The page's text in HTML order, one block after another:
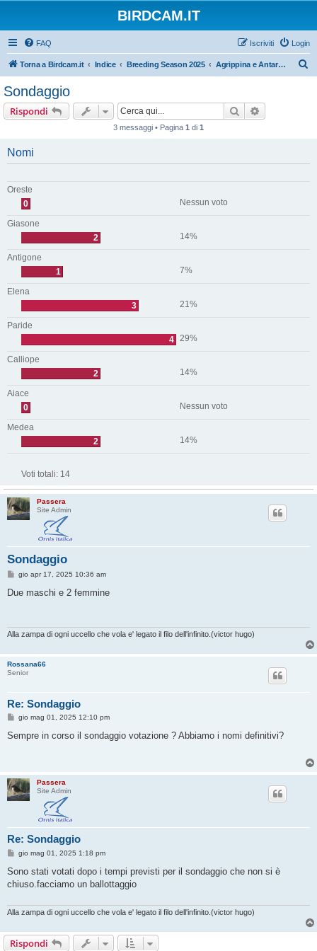
BIRDCAM.IT
FAQ Login
Iscriviti
Torna a Birdcam.it Indice Breeding Season 2025 Agrippina e Antares 2025
Sondaggio
Rispondi Cerca
3 messaggi • Pagina 1 di 1
Nomi
Oreste
0
Nessun voto
Giasone
2
14%
Antigone
1
7%
Elena
3
21%
Paride
4 29%
Calliope
2
14%
Aiace
0
Nessun voto
Medea
2
14%
Voti totali: 14
Passera
Site Admin
Sondaggio
M
s
i
gio apr 17, 2025 10:36 am
Due maschi e 2 femmine
Alla zampa di ogni uccello che vola e' legato il filo dell'infinito.(victor hugo)
Rossana66
Senior
Re: Sondaggio
M
s
i
o
gio mag 01, 2025 12:10 pm
Sempre in corso il sondaggio votazione ? Abbiamo i nomi definitivi?
Passera
Site Admin
Re: Sondaggio
M
s
a
i
gio mag 01, 2025 1:18 pm
Sono stati votati dopo i tempi previsti per il sondaggio che non si è
chiuso.facciamo un ballottaggio
Alla zampa di ogni uccello che vola e' legato il filo dell'infinito.(victor hugo)
Rispondi